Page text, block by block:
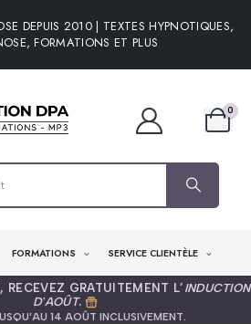
DEPUIS 2010 | TEXTES HYPNOTIQUES,
FORMATIONS ET PLUS
0
FORMATIONS SERVICE CLIENTÈLE
GRATUITEMENT L’ INDUCTION
D'AOÛT.
14 AOÛT INCLUSIVEMENT.